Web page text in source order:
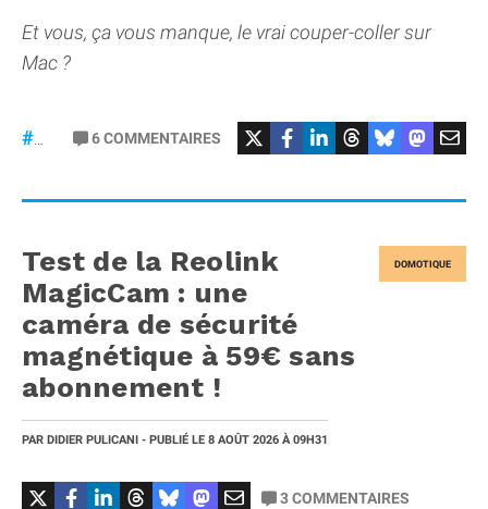
Et vous, ça vous manque, le vrai couper-coller sur
Mac ?
6COMMENTAIRES
DOMOTIQUE
Test de la Reolink
MagicCam : une
caméra de sécurité
magnétique à 59€ sans
abonnement !
PAR DIDIER PULICANI - PUBLIÉ LE 8 AOÛT 2026 À 09H31
3COMMENTAIRES